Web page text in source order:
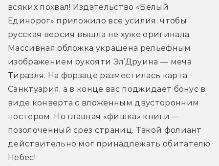
всяких похвал! Издательство «Белый
Единорог» приложило все усилия, чтобы
русская версия вышла не хуже оригинала.
Массивная обложка украшена рельефным
изображением рукояти Эл’Друина — меча
Тираэля. На форзаце разместилась карта
Санктуария, а в конце вас поджидает бонус в
виде конверта с вложенным двусторонним
постером. Но главная «фишка» книги —
позолоченный срез страниц. Такой фолиант
действительно мог принадлежать обитателю
Небес!